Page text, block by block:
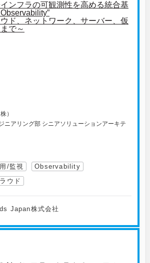
ンフラの可観測性を高める統合基
ド、ネットワーク、サーバー、仮
で～
）
ニアリング部 シニアソリューションアーキテ
/監視
Observability
ウド
Japan株式会社